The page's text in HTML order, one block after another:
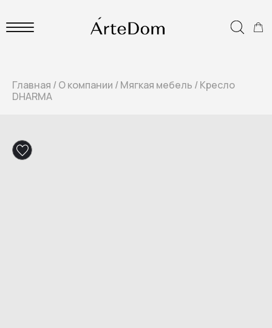
Главная /О компании /Мягкая мебель /Кресло
DHARMA